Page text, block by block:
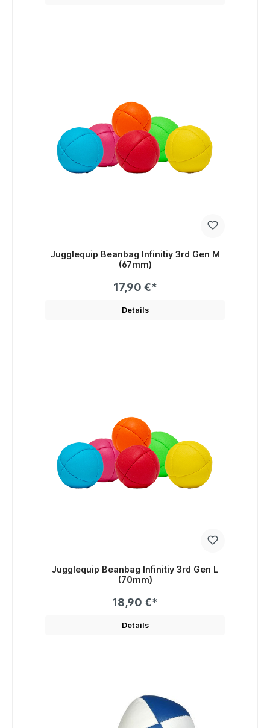
Jugglequip Beanbag Infinitiy 3rd Gen M
(67mm)
17,90 €*
Details
Jugglequip Beanbag Infinitiy 3rd Gen L
(70mm)
18,90 €*
Details